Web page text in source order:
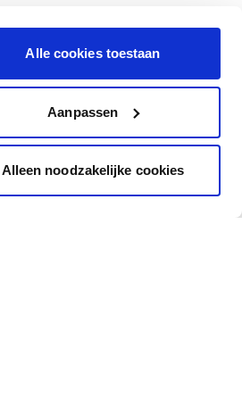
Alle cookies toestaan
Aanpassen
Alleen noodzakelijke cookies